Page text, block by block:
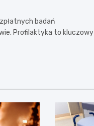
badań
Profilaktyka to kluczowy